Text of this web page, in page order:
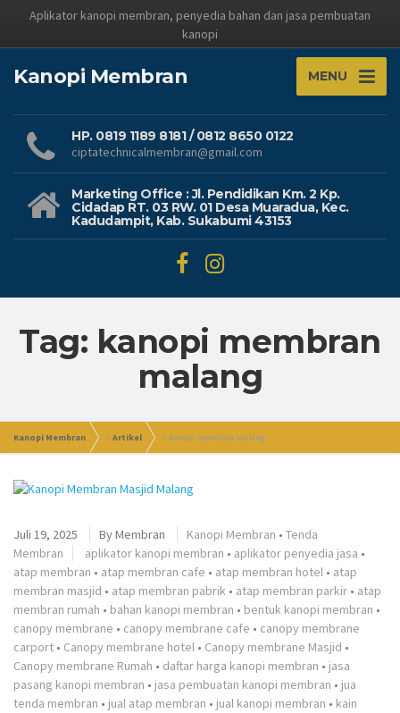
Aplikator kanopi membran, penyedia bahan dan jasa pembuatan
kanopi
Kanopi Membran MENU
HP. 0819 1189 8181 / 0812 8650 0122
ciptatechnicalmembran@gmail.com
Marketing Office : Jl. Pendidikan Km. 2 Kp.
Cidadap RT. 03 RW. 01 Desa Muaradua, Kec.
Kadudampit, Kab. Sukabumi 43153
Tag: kanopi membran
malang
Kanopi Membran >Artikel > kanopi membran malang
Juli 19, 2025 ByMembran Kanopi Membran • Tenda
Membran
aplikator kanopi membran • aplikator penyedia jasa •
atap membran • atap membran cafe • atap membran hotel • atap
membran masjid • atap membran pabrik • atap membran parkir • atap
membran rumah • bahan kanopi membran • bentuk kanopi membran •
canopy membrane • canopy membrane cafe • canopy membrane
carport • Canopy membrane hotel • Canopy membrane Masjid •
Canopy membrane Rumah • daftar harga kanopi membran • jasa
pasang kanopi membran • jasa pembuatan kanopi membran • jua
tenda membran • jual atap membran • jual kanopi membran • kain